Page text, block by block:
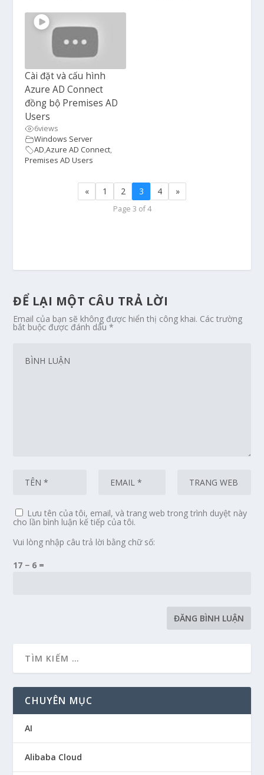
Cài đặt và cấu hình
Azure AD Connect
đồng bộ Premises AD
Users
6views
Windows Server
AD,Azure AD Connect,
Premises AD Users
« 1 2 3 4 »
Page 3 of 4
ĐỂ LẠI MỘT CÂU TRẢ LỜI
Email của bạn sẽ không được hiển thị công khai. Các trường
bắt buộc được đánh dấu*
Lưu tên của tôi, email, và trang web trong trình duyệt này
cho lần bình luận kế tiếp của tôi.
Vui lòng nhập câu trả lời bằng chữ số:
17 − 6 =
CHUYÊN MỤC
AI
Alibaba Cloud